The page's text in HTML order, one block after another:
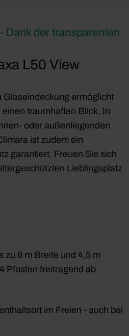
Dank der transparenten
L50 View
Glaseindeckung ermöglicht
traumhaften Blick. In
oder außenliegenden
ist zudem ein
garantiert. Freuen Sie sich
Lieblingsplatz
zu 6 m Breite und 4,5 m
Pfosten freitragend ab
im Freien - auch bei